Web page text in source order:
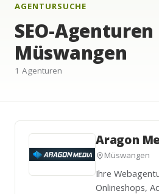
AGENTURSUCHE
SEO-Agenturen
Müswangen
1 Agenturen
Aragon
Müswangen
Ihre
Onlineshops,